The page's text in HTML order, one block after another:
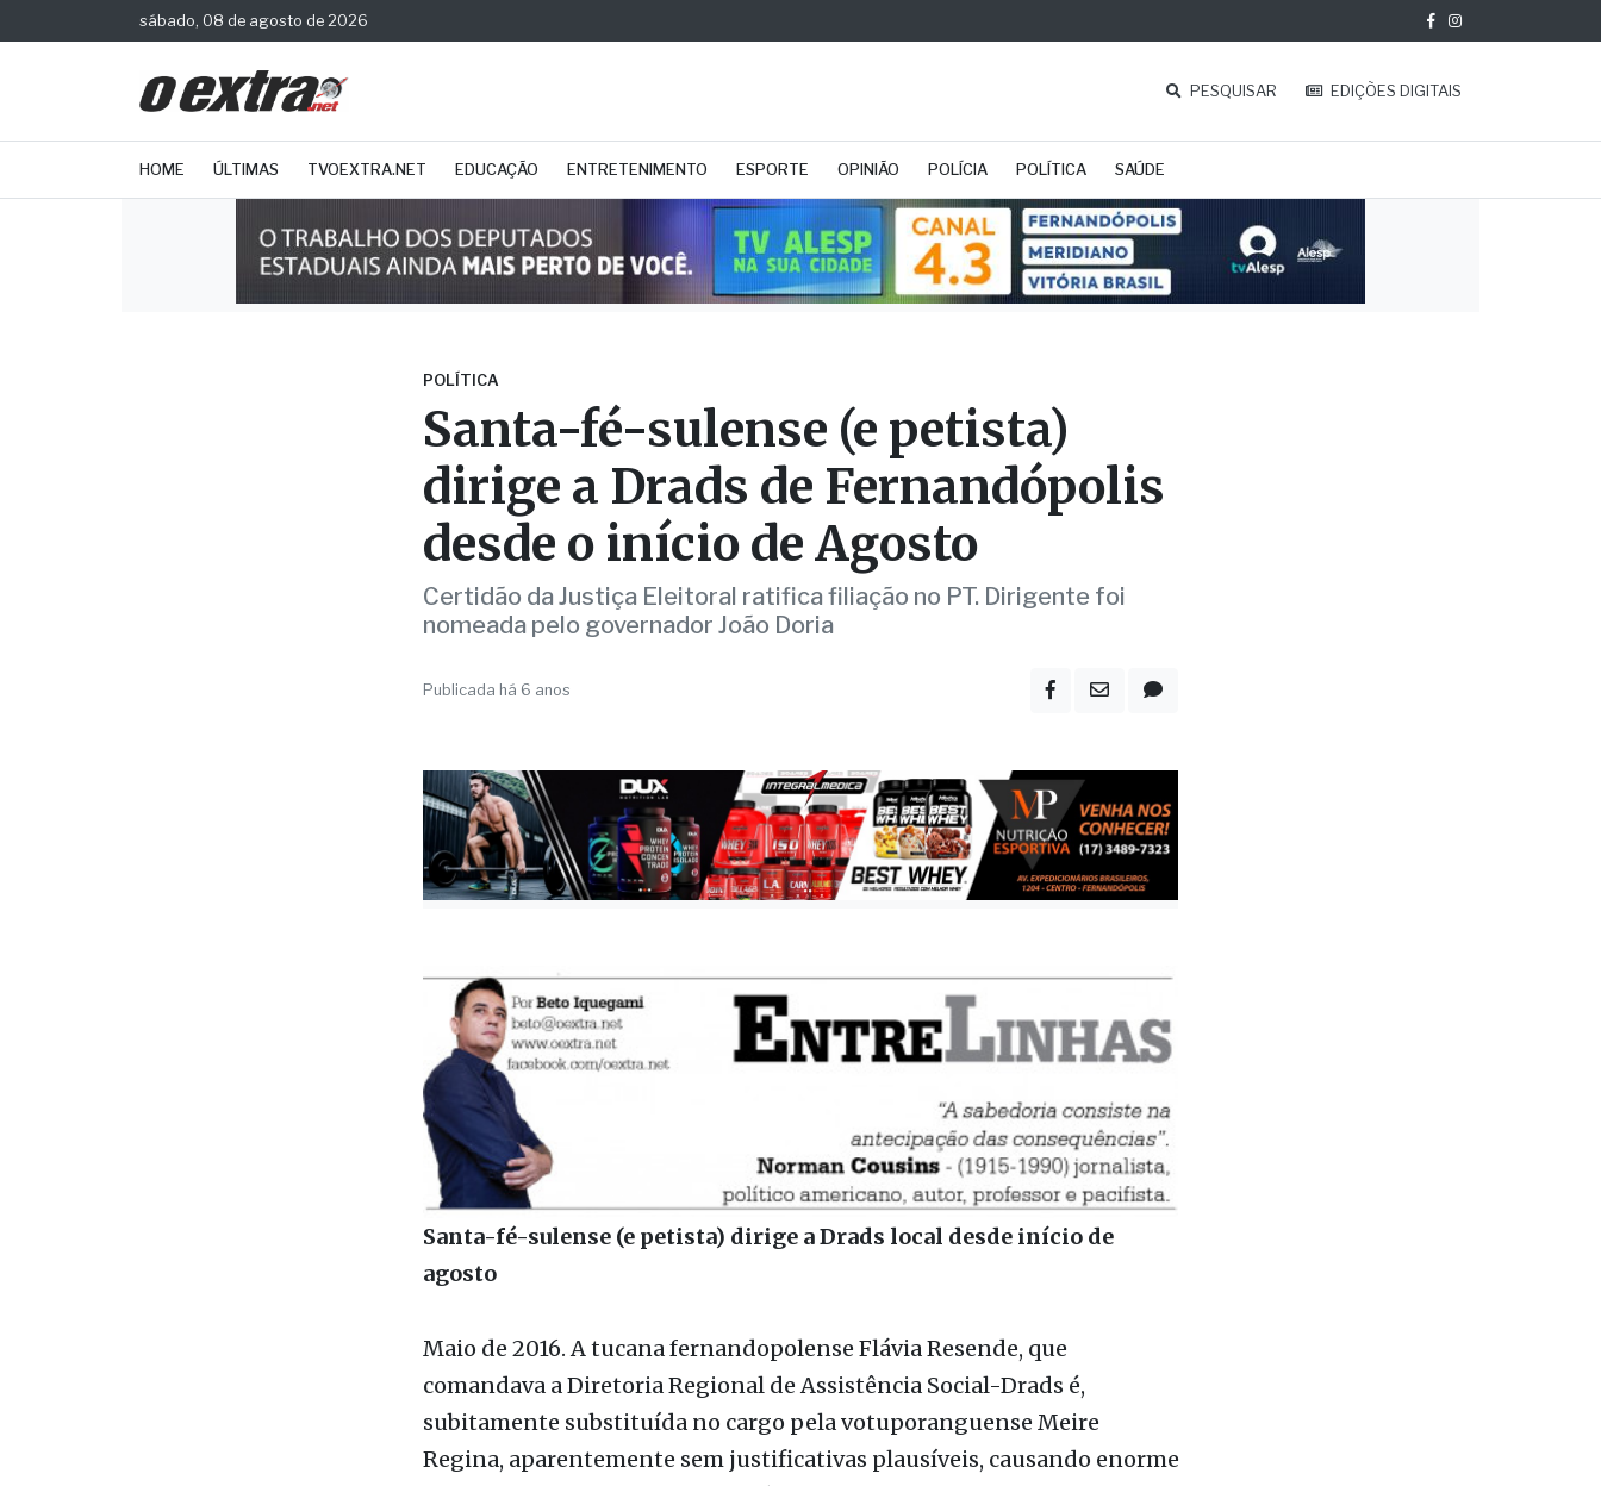
sábado, 08 de agosto de 2026
PESQUISAR EDIÇÕES DIGITAIS
HOME ÚLTIMAS TVOEXTRA.NET EDUCAÇÃO ENTRETENIMENTO ESPORTE OPINIÃO POLÍCIA POLÍTICA SAÚDE
POLÍTICA
Santa-fé-sulense (e petista)
dirige a Drads de Fernandópolis
desde o início de Agosto
nomeada pelo governador João Doria
Publicada há 6 anos
Santa-fé-sulense (e petista) dirige a Drads local desde início de
agosto